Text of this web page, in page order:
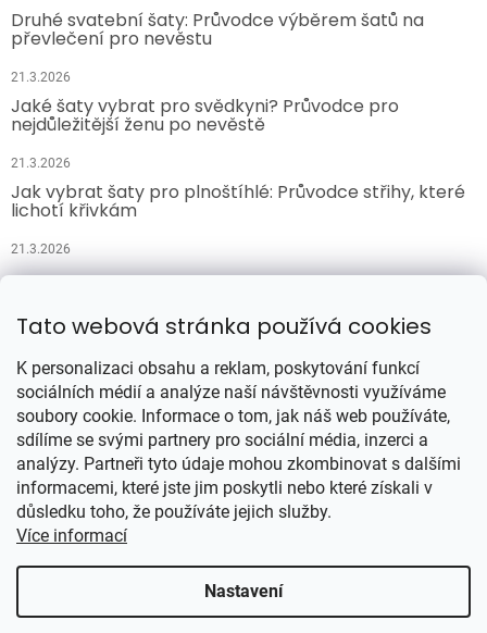
Tato webová stránka používá cookies
K personalizaci obsahu a reklam, poskytování funkcí
sociálních médií a analýze naší návštěvnosti využíváme
soubory cookie. Informace o tom, jak náš web používáte,
sdílíme se svými partnery pro sociální média, inzerci a
analýzy. Partneři tyto údaje mohou zkombinovat s dalšími
informacemi, které jste jim poskytli nebo které získali v
důsledku toho, že používáte jejich služby.
Více informací
Nastavení
Druhé svatební šaty: Průvodce výběrem šatů na
převlečení pro nevěstu
21.3.2026
Jaké šaty vybrat pro svědkyni? Průvodce pro
nejdůležitější ženu po nevěstě
21.3.2026
Jak vybrat šaty pro plnoštíhlé: Průvodce střihy, které
lichotí křivkám
21.3.2026
Přijímáme online platby
Vytvořil Shoptet
Copyright 2026